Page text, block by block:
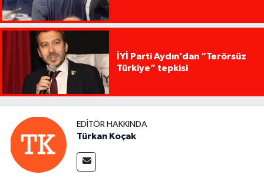
İYİ Parti Aydın’dan “Terörsüz
Türkiye” tepkisi
EDITÖR HAKKINDA
Türkan Koçak